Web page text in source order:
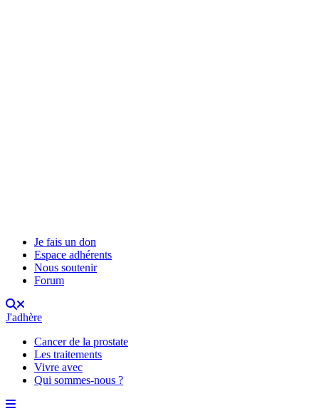
Je fais un don
Espace adhérents
Nous soutenir
Forum
J'adhère
Cancer de la prostate
Les traitements
Vivre avec
Qui sommes-nous ?